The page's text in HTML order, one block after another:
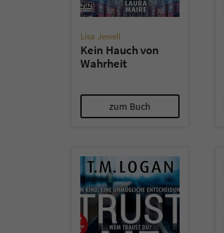
Lisa Jewell
Kein Hauch von
Wahrheit
zum Buch